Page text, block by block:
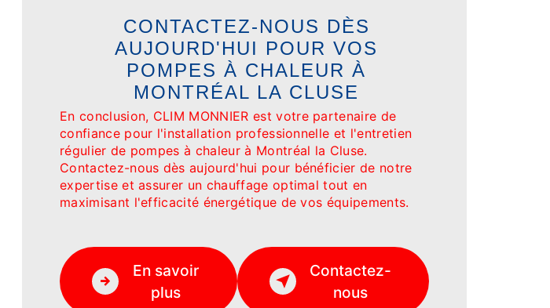
CONTACTEZ-NOUS DÈS
AUJOURD'HUI POUR VOS
POMPES À CHALEUR À
MONTRÉAL LA CLUSE
En conclusion, CLIM MONNIER est votre partenaire de
confiance pour l'installation professionnelle et l'entretien
régulier de pompes à chaleur à Montréal la Cluse.
Contactez-nous dès aujourd'hui pour bénéficier de notre
expertise et assurer un chauffage optimal tout en
maximisant l'efficacité énergétique de vos équipements.
En savoir
plus
Contactez-
nous